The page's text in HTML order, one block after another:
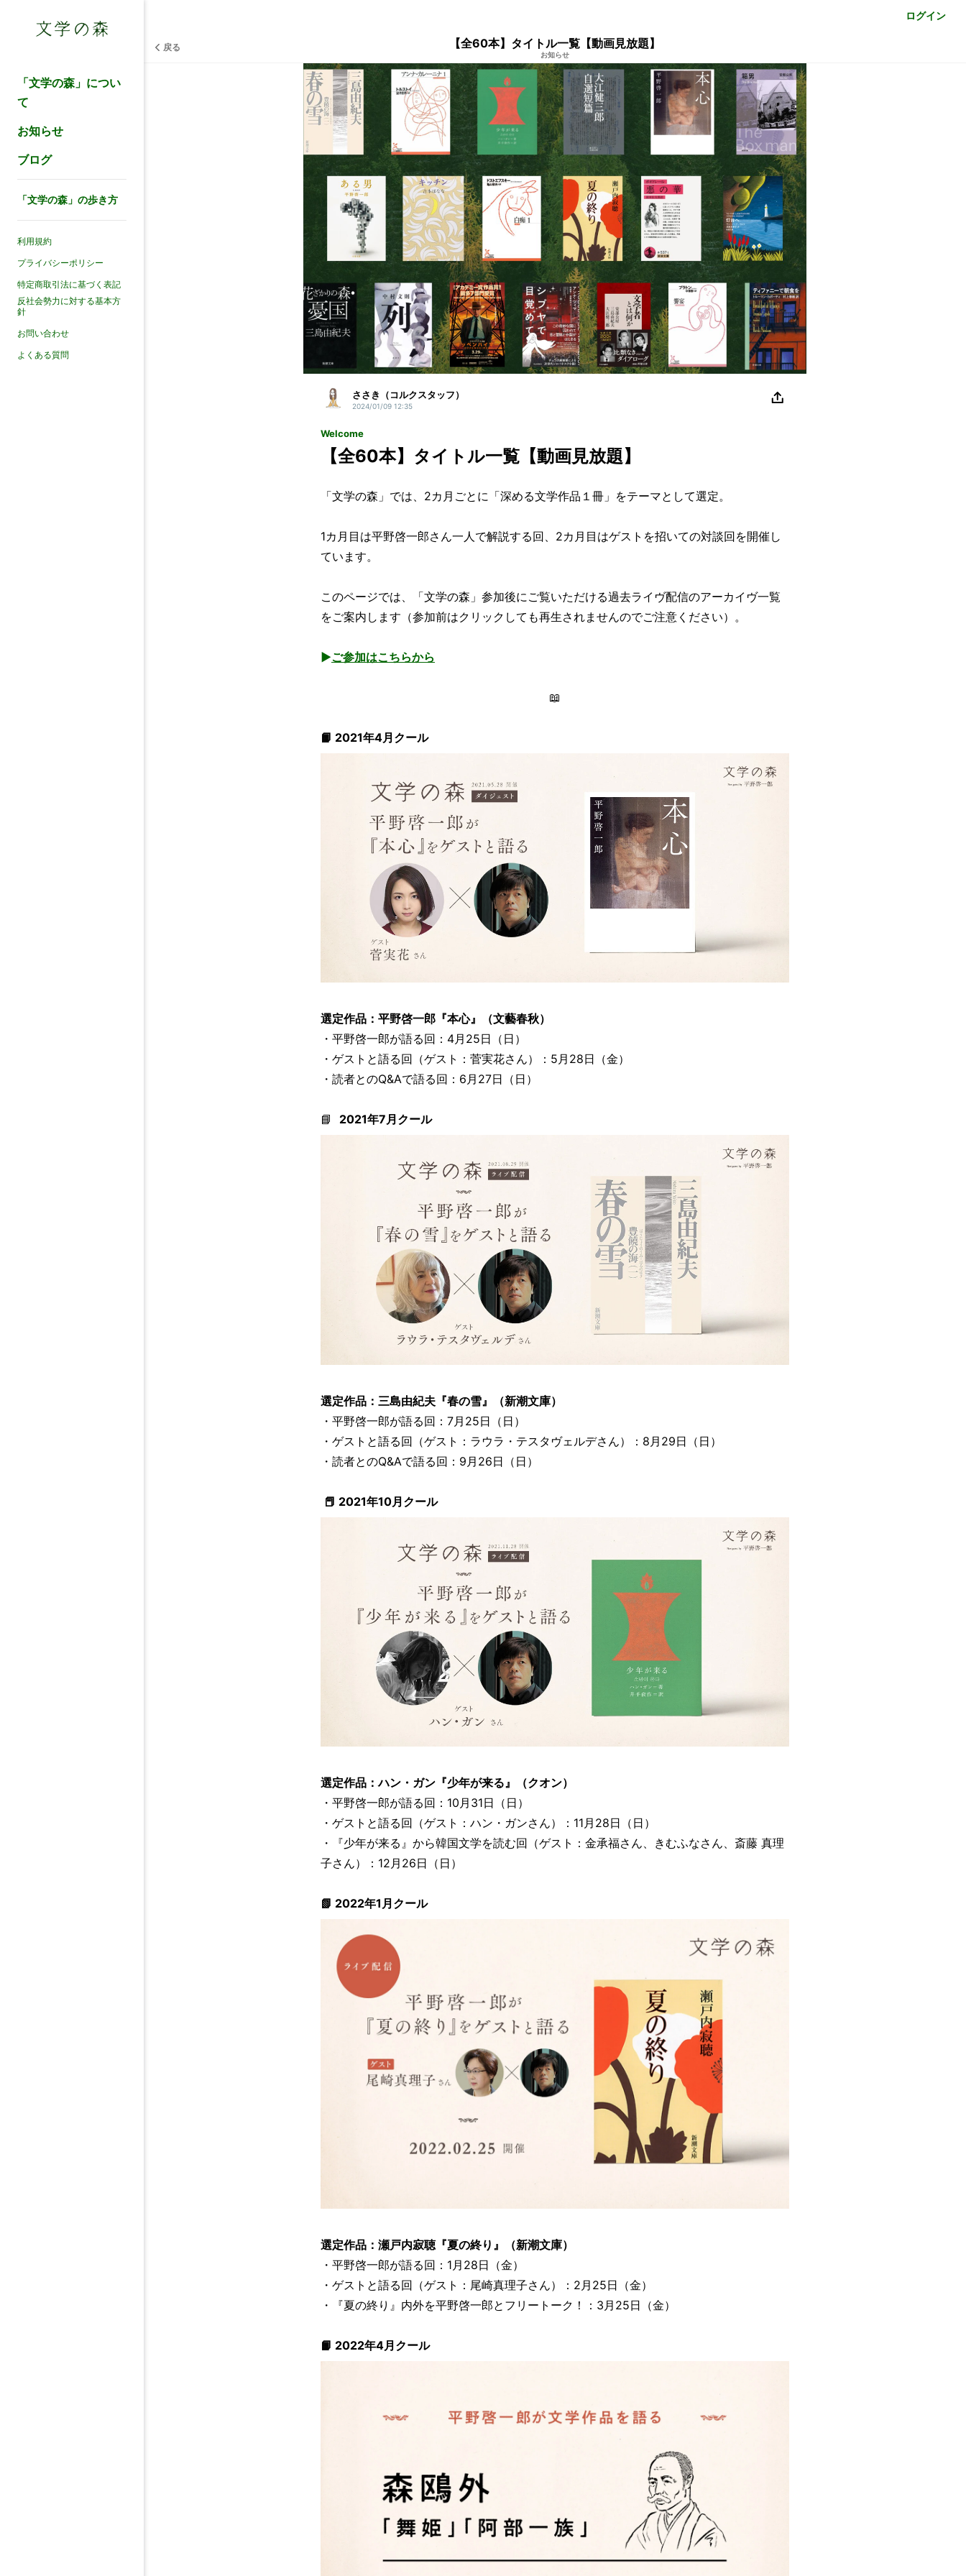
ログイン
「文学の森」につい
て
お知らせ
ブログ
「文学の森」の歩き方
利用規約
プライバシーポリシー
特定商取引法に基づく表記
反社会勢力に対する基本方
針
お問い合わせ
よくある質問
戻る 【全60本】タイトル一覧【動画見放題】
お知らせ
ささき（コルクスタッフ）
2024/01/09 12:35
Welcome
【全60本】タイトル一覧【動画見放題】
「文学の森」では、2カ月ごとに「深める文学作品１冊」をテーマとして選定。
1カ月目は平野啓一郎さん一人で解説する回、2カ月目はゲストを招いての対談回を開催し
ています。
このページでは、「文学の森」参加後にご覧いただける過去ライヴ配信のアーカイヴ一覧
をご案内します（参加前はクリックしても再生されませんのでご注意ください）。
▶︎ご参加はこちらから
📖
📙 2021年4月クール
選定作品：平野啓一郎『本心』（文藝春秋）
・平野啓一郎が語る回：4月25日（日）
・ゲストと語る回（ゲスト：菅実花さん）：5月28日（金）
・読者とのQ&Aで語る回：6月27日（日）
📘 2021年7月クール
選定作品：三島由紀夫『春の雪』（新潮文庫）
・平野啓一郎が語る回：7月25日（日）
・ゲストと語る回（ゲスト：ラウラ・テスタヴェルデさん）：8月29日（日）
・読者とのQ&Aで語る回：9月26日（日）
📕 2021年10月クール
選定作品：ハン・ガン『少年が来る』（クオン）
・平野啓一郎が語る回：10月31日（日）
・ゲストと語る回（ゲスト：ハン・ガンさん）：11月28日（日）
・『少年が来る』から韓国文学を読む回（ゲスト：金承福さん、きむふなさん、斎藤 真理
子さん）：12月26日（日）
📗 2022年1月クール
選定作品：瀬戸内寂聴『夏の終り』（新潮文庫）
・平野啓一郎が語る回：1月28日（金）
・ゲストと語る回（ゲスト：尾崎真理子さん）：2月25日（金）
・『夏の終り』内外を平野啓一郎とフリートーク！：3月25日（金）
📙 2022年4月クール